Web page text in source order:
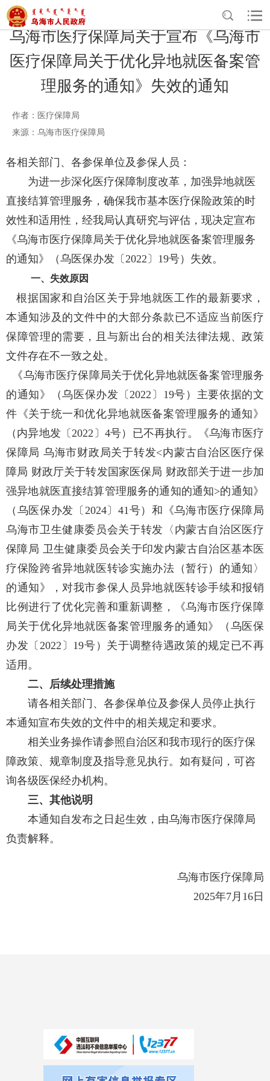
乌海市医疗保障局关于宣布《乌海市
医疗保障局关于优化异地就医备案管
理服务的通知》失效的通知
作者：医疗保障局
来源：乌海市医疗保障局
各相关部门、各参保单位及参保人员：
为进一步深化医疗保障制度改革，加强异地就医
直接结算管理服务，确保我市基本医疗保险政策的时
效性和适用性，经我局认真研究与评估，现决定宣布
《乌海市医疗保障局关于优化异地就医备案管理服务
的通知》（乌医保办发〔2022〕19号）失效。
一、失效原因
根据国家和自治区关于异地就医工作的最新要求，
本通知涉及的文件中的大部分条款已不适应当前医疗
保障管理的需要，且与新出台的相关法律法规、政策
文件存在不一致之处。
《乌海市医疗保障局关于优化异地就医备案管理服务
的通知》（乌医保办发〔2022〕19号）主要依据的文
件《关于统一和优化异地就医备案管理服务的通知》
（内异地发〔2022〕4号）已不再执行。《乌海市医疗
保障局 乌海市财政局关于转发<内蒙古自治区医疗保
障局 财政厅关于转发国家医保局 财政部关于进一步加
强异地就医直接结算管理服务的通知的通知>的通知》
（乌医保办发〔2024〕41号）和《乌海市医疗保障局
乌海市卫生健康委员会关于转发〈内蒙古自治区医疗
保障局 卫生健康委员会关于印发内蒙古自治区基本医
疗保险跨省异地就医转诊实施办法（暂行）的通知〉
的通知》，对我市参保人员异地就医转诊手续和报销
比例进行了优化完善和重新调整，《乌海市医疗保障
局关于优化异地就医备案管理服务的通知》（乌医保
办发〔2022〕19号）关于调整待遇政策的规定已不再
适用。
二、后续处理措施
请各相关部门、各参保单位及参保人员停止执行
本通知宣布失效的文件中的相关规定和要求。
相关业务操作请参照自治区和我市现行的医疗保
障政策、规章制度及指导意见执行。如有疑问，可咨
询各级医保经办机构。
三、其他说明
本通知自发布之日起生效，由乌海市医疗保障局
负责解释。
乌海市医疗保障局
2025年7月16日